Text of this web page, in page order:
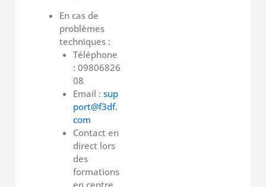
En cas de
problèmes
techniques :
Téléphone
: 09806826
08
Email : sup
port@f3df.
com
Contact en
direct lors
des
formations
en centre